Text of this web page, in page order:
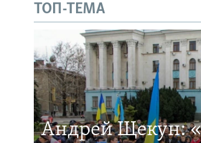
ТОП-ТЕМА
Андрей Щекун: